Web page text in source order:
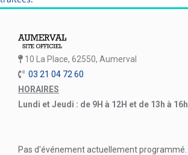
10 La Place, 62550, Aumerval
03 21 04 72 60
HORAIRES
Lundi et Jeudi : de 9H à 12H et de 13h à 16h
Pas d'événement actuellement programmé.